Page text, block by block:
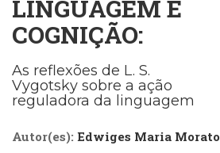
(222)
Criatividade
(14)
Alimentação
(14)
Negócios
(31)
LINGUAGEM E
COGNIÇÃO:
As reflexões de L. S.
Vygotsky sobre a ação
reguladora da linguagem
Autor(es): Edwiges Maria Morato